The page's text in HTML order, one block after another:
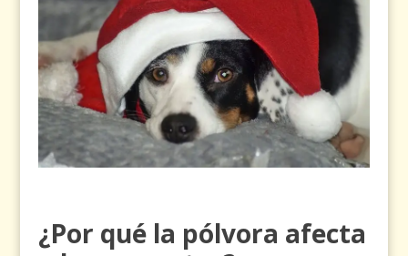
¿Por qué la pólvora afecta